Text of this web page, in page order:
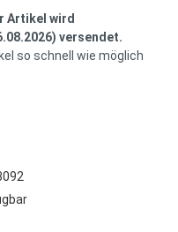
Artikel wird
versendet.
so schnell wie möglich